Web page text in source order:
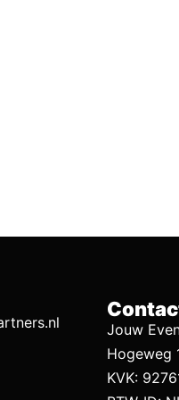
Jouw
Hogeweg
KVK: